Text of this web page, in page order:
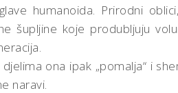
humanoida. Prirodni
šupljine koje produbljuju
ona ipak „pomalja“ i
naravi.